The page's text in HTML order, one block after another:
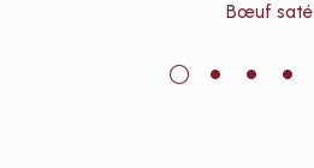
Bœuf saté